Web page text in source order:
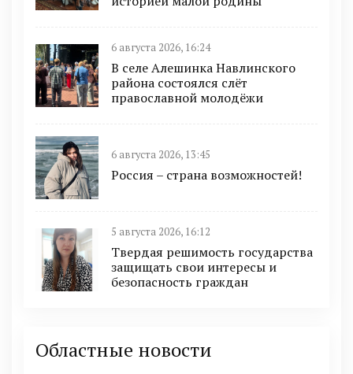
6 августа 2026, 16:24
В селе Алешинка Навлинского
района состоялся слёт
православной молодёжи
6 августа 2026, 13:45
Россия – страна возможностей!
5 августа 2026, 16:12
Твердая решимость государства
защищать свои интересы и
безопасность граждан
Областные новости